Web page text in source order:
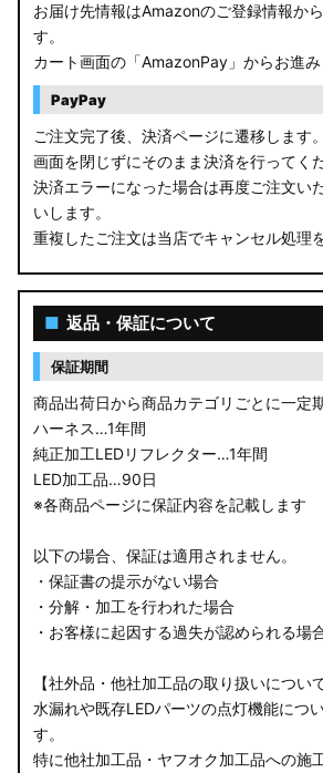
お届け先情報はAmazonのご登録情報か
す。
カート画面の「AmazonPay」からお進み
PayPay
ご注文完了後、決済ページに遷移します。
画面を閉じずにそのまま決済を行ってく
決済エラーになった場合は再度ご注文い
いします。
重複したご注文は当店でキャンセル処理
■ 返品・保証について
保証期間
商品出荷日から商品カテゴリごとに一定
ハーネス…1年間
純正加工LEDリフレクター…1年間
LED加工品…90日
※各商品ページに保証内容を記載します
以下の場合、保証は適用されません。
・保証書の提示がない場合
・分解・加工を行われた場合
・お客様に起因する過失が認められる場
【社外品・他社加工品の取り扱いについて
水漏れや既存LEDパーツの点灯機能につ
す。
特に他社加工品・ヤフオク加工品への施